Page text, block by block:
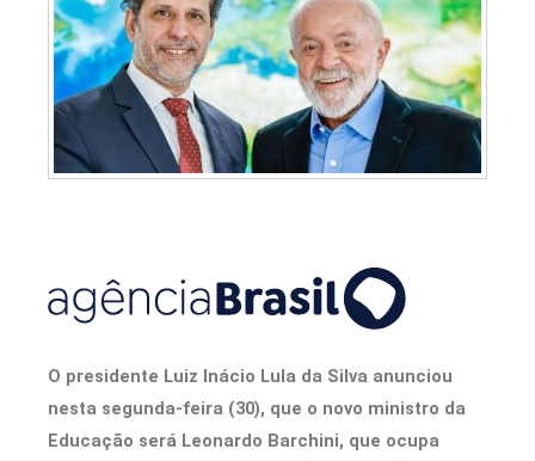
O presidente Luiz Inácio Lula da Silva anunciou
nesta segunda-feira (30), que o novo ministro da
Educação será Leonardo Barchini, que ocupa